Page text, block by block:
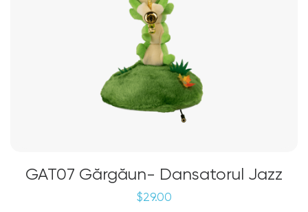
GAT07 Gărgăun- Dansatorul Jazz
$29.00